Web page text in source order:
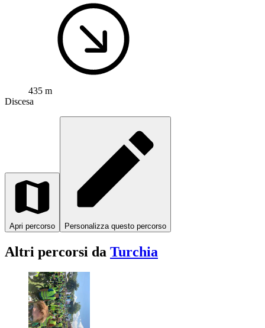
435 m
Discesa
Apri percorso Personalizza questo percorso
Altri percorsi da Turchia